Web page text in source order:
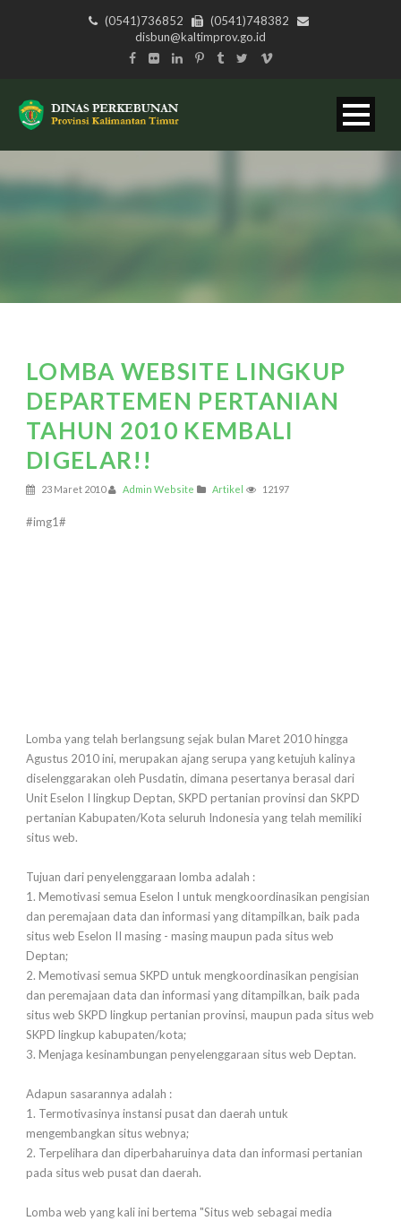
(0541)736852
(0541)748382
disbun@kaltimprov.go.id
LOMBA WEBSITE LINGKUP
DEPARTEMEN PERTANIAN
TAHUN 2010 KEMBALI
DIGELAR!!
23 Maret 2010 Admin Website Artikel 12197
#img1#
Lomba yang telah berlangsung sejak bulan Maret 2010 hingga
Agustus 2010 ini, merupakan ajang serupa yang ketujuh kalinya
diselenggarakan oleh Pusdatin, dimana pesertanya berasal dari
Unit Eselon I lingkup Deptan, SKPD pertanian provinsi dan SKPD
pertanian Kabupaten/Kota seluruh Indonesia yang telah memiliki
situs web.
Tujuan dari penyelenggaraan lomba adalah :
1. Memotivasi semua Eselon I untuk mengkoordinasikan pengisian
dan peremajaan data dan informasi yang ditampilkan, baik pada
situs web Eselon II masing - masing maupun pada situs web
Deptan;
2. Memotivasi semua SKPD untuk mengkoordinasikan pengisian
dan peremajaan data dan informasi yang ditampilkan, baik pada
situs web SKPD lingkup pertanian provinsi, maupun pada situs web
SKPD lingkup kabupaten/kota;
3. Menjaga kesinambungan penyelenggaraan situs web Deptan.
Adapun sasarannya adalah :
1. Termotivasinya instansi pusat dan daerah untuk
mengembangkan situs webnya;
2. Terpelihara dan diperbaharuinya data dan informasi pertanian
pada situs web pusat dan daerah.
Lomba web yang kali ini bertema "Situs web sebagai media